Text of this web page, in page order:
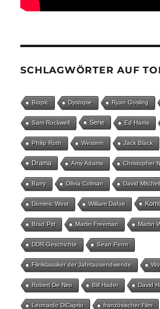
SCHLAGWÖRTER AUF
Biopic Dystopie Ryan Gosling
Sam Rockwell Serie Ed Harris
Philip Roth Western Jack Black
Drama Amy Adams Christopher
Barry Olivia Colman David
Dominic West William Dafoe
Brad Pitt Martin Freeman Martin
DDR-Geschichte Sean Penn
Filmklassiker der Jahrtausendwende
Robert De Niro Bill Hader David
Leonardo DiCaprio französischer Film